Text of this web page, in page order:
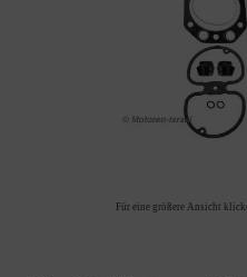
Für eine größere Ansicht